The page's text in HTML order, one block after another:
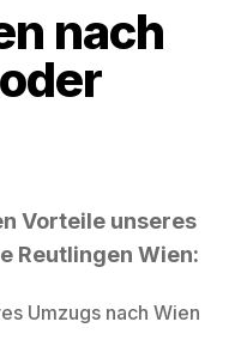
nach
Vorteile unseres
Reutlingen Wien:
Umzugs nach Wien